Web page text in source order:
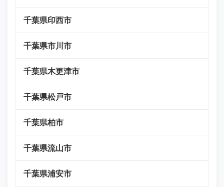
千葉県印西市
千葉県市川市
千葉県木更津市
千葉県松戸市
千葉県柏市
千葉県流山市
千葉県浦安市